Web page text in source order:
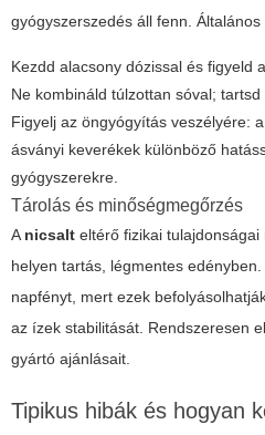
gyógyszerszedés áll fenn. Általános
Kezdd alacsony dózissal és figyeld
Ne kombináld túlzottan sóval;
Figyelj az öngyógyítás veszélyére:
ásványi keverékek különböző
gyógyszerekre.
Tárolás és minőségmegőrzés
A nicsalt eltérő fizikai
helyen tartás, légmentes
napfényt, mert ezek
az ízek stabilitását. Rendszeresen
gyártó ajánlásait.
Tipikus hibák és hogyan